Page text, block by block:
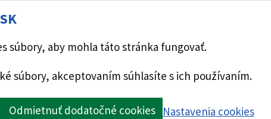
súbory, aby mohla táto stránka fungovať.
súbory, akceptovaním súhlasíte s ich používaním.
Odmietnuť dodatočné cookies Nastavenia cookies